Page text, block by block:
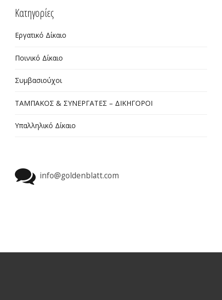
Kατηγορίες
Εργατικό Δίκαιο
Ποινικό Δίκαιο
Συμβασιούχοι
ΤΑΜΠΑΚΟΣ & ΣΥΝΕΡΓΑΤΕΣ – ΔΙΚΗΓΟΡΟΙ
Υπαλληλικό Δίκαιο
info@goldenblatt.com